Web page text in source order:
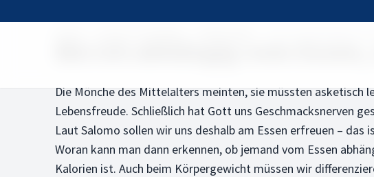
Bin ich abhängig vom
Die Mönche des Mittelalters meinten, sie müssten asketisch
Lebensfreude. Schließlich hat Gott uns Geschmacksnerven
Laut Salomo sollen wir uns deshalb am Essen erfreuen – das
Woran kann man dann erkennen, ob jemand vom Essen
Kalorien ist. Auch beim Körpergewicht müssen wir